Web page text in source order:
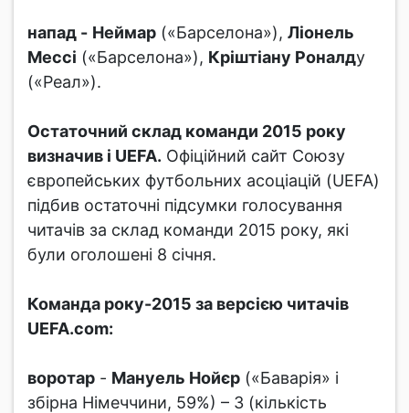
напад - Неймар («Барселона»), Ліонель
Мессі («Барселона»), Кріштіану Роналду
(«Реал»).
Остаточний склад команди 2015 року
визначив і UEFA. Офіційний сайт Союзу
європейських футбольних асоціацій (UEFA)
підбив остаточні підсумки голосування
читачів за склад команди 2015 року, які
були оголошені 8 січня.
Команда року-2015 за версією читачів
UEFA.com:
воротар - Мануель Нойєр («Баварія» і
збірна Німеччини, 59%) – 3 (кількість